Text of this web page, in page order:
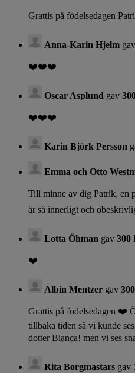
Grattis på födelsedagen
Anna-Karin Hjelm gav
❤️❤️❤️
Oscar Asplund gav
❤️❤️❤️
Karin Björk Persson
Emma och Otto
Till minne av dig Patrik, en
är så innerligt och
Lotta Öhman gav 300
❤️
Albin Mentzer gav
Grattis på födelsedagen ❤️
tillbaka tiden så vi kunde
dotter Bianca! men vi ses
Rita Borgmastars gav